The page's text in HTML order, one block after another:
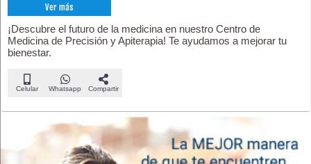
Ver más
¡Descubre el futuro de la medicina en nuestro Centro de
Medicina de Precisión y Apiterapia! Te ayudamos a mejorar tu
bienestar.
Celular Whatsapp Compartir